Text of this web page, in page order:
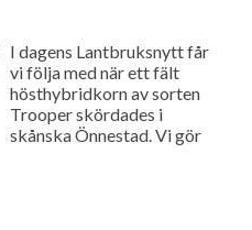
I dagens Lantbruksnytt får
vi följa med när ett fält
hösthybridkorn av sorten
Trooper skördades i
skånska Önnestad. Vi gör